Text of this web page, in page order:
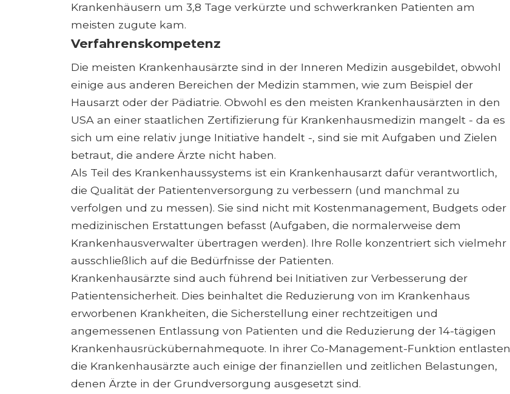
Krankenhäusern um 3,8 Tage verkürzte und schwerkranken Patienten am
meisten zugute kam.
Verfahrenskompetenz
Die meisten Krankenhausärzte sind in der Inneren Medizin ausgebildet, obwohl
einige aus anderen Bereichen der Medizin stammen, wie zum Beispiel der
Hausarzt oder der Pädiatrie. Obwohl es den meisten Krankenhausärzten in den
USA an einer staatlichen Zertifizierung für Krankenhausmedizin mangelt - da es
sich um eine relativ junge Initiative handelt -, sind sie mit Aufgaben und Zielen
betraut, die andere Ärzte nicht haben.
Als Teil des Krankenhaussystems ist ein Krankenhausarzt dafür verantwortlich,
die Qualität der Patientenversorgung zu verbessern (und manchmal zu
verfolgen und zu messen). Sie sind nicht mit Kostenmanagement, Budgets oder
medizinischen Erstattungen befasst (Aufgaben, die normalerweise dem
Krankenhausverwalter übertragen werden). Ihre Rolle konzentriert sich vielmehr
ausschließlich auf die Bedürfnisse der Patienten.
Krankenhausärzte sind auch führend bei Initiativen zur Verbesserung der
Patientensicherheit. Dies beinhaltet die Reduzierung von im Krankenhaus
erworbenen Krankheiten, die Sicherstellung einer rechtzeitigen und
angemessenen Entlassung von Patienten und die Reduzierung der 14-tägigen
Krankenhausrückübernahmequote. In ihrer Co-Management-Funktion entlasten
die Krankenhausärzte auch einige der finanziellen und zeitlichen Belastungen,
denen Ärzte in der Grundversorgung ausgesetzt sind.